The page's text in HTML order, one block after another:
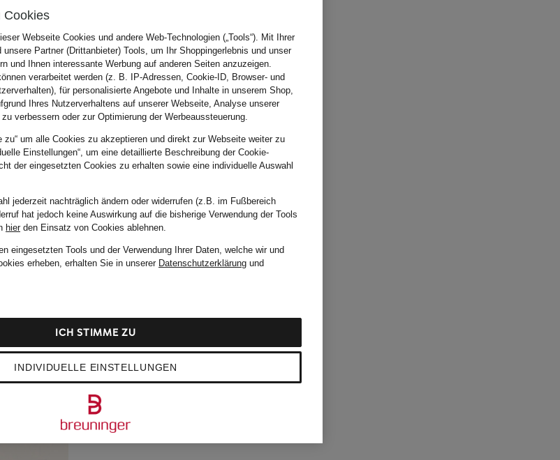
Cookies
Webseite Cookies und andere Web-Technologien („Tools“). Mit Ihrer
Partner (Drittanbieter) Tools, um Ihr Shoppingerlebnis und unser
und Ihnen interessante Werbung auf anderen Seiten anzuzeigen.
verarbeitet werden (z. B. IP-Adressen, Cookie-ID, Browser- und
für personalisierte Angebote und Inhalte in unserem Shop,
Ihres Nutzerverhaltens auf unserer Webseite, Analyse unserer
verbessern oder zur Optimierung der Werbeaussteuerung.
zu“ um alle Cookies zu akzeptieren und direkt zur Webseite weiter zu
Einstellungen“, um eine detaillierte Beschreibung der Cookie-
der eingesetzten Cookies zu erhalten sowie eine individuelle Auswahl
jederzeit nachträglich ändern oder widerrufen (z.B. im Fußbereich
hat jedoch keine Auswirkung auf die bisherige Verwendung der Tools
hierden Einsatz von Cookies ablehnen.
eingesetzten Tools und der Verwendung Ihrer Daten, welche wir und
erheben, erhalten Sie in unserer Datenschutzerklärung und
INDIVIDUELLE EINSTELLUNGEN
ICH STIMME ZU